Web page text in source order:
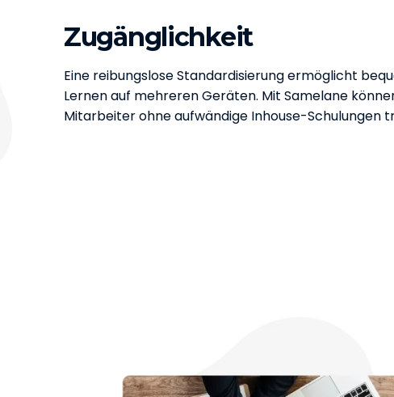
Zugänglichkeit
Eine reibungslose Standardisierung ermöglicht
Lernen auf mehreren Geräten. Mit Samelane
Mitarbeiter ohne aufwändige Inhouse-Schulungen